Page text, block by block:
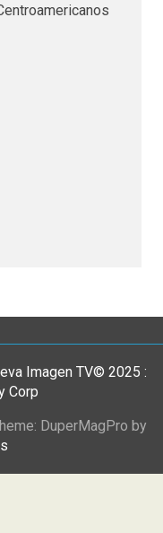
Imagen TV© 2025 :
Corp
DuperMagPro by